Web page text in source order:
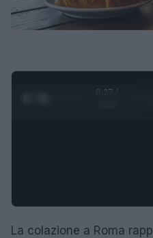
0:28 /
La colazione a Roma